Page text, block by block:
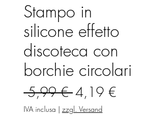
Stampo in
silicone effetto
discoteca con
borchie circolari
5,99 € Prezzo
regolare
4,19 €
IVA inclusa | zzgl. Versand